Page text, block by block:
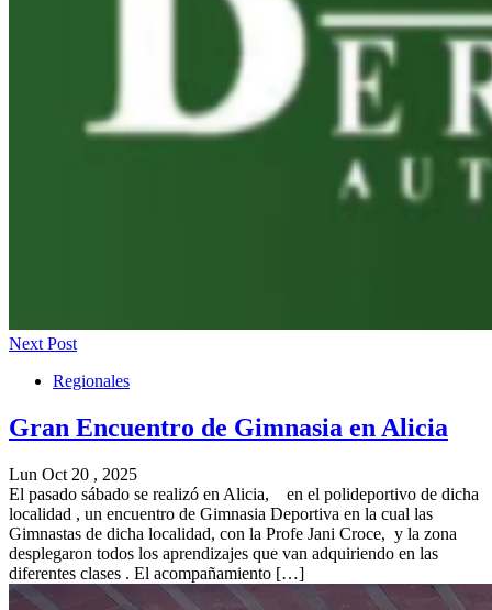
Next Post
Regionales
Gran Encuentro de Gimnasia en Alicia
Lun Oct 20 , 2025
El pasado sábado se realizó en Alicia, en el polideportivo de dicha
localidad , un encuentro de Gimnasia Deportiva en la cual las
Gimnastas de dicha localidad, con la Profe Jani Croce, y la zona
desplegaron todos los aprendizajes que van adquiriendo en las
diferentes clases . El acompañamiento […]